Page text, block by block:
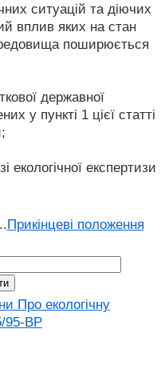
ситуацій та діючих
вплив яких на стан
поширюється
державної
у пункті 1 цієї статті
екологічної експертизи
Прикінцеві положення
Про екологічну
95-ВР